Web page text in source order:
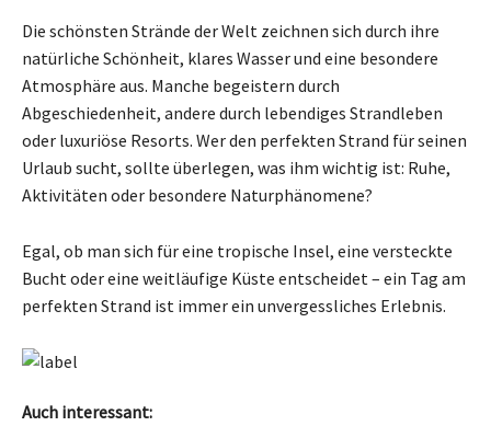
Die schönsten Strände der Welt zeichnen sich durch ihre
natürliche Schönheit, klares Wasser und eine besondere
Atmosphäre aus. Manche begeistern durch
Abgeschiedenheit, andere durch lebendiges Strandleben
oder luxuriöse Resorts. Wer den perfekten Strand für seinen
Urlaub sucht, sollte überlegen, was ihm wichtig ist: Ruhe,
Aktivitäten oder besondere Naturphänomene?
Egal, ob man sich für eine tropische Insel, eine versteckte
Bucht oder eine weitläufige Küste entscheidet – ein Tag am
perfekten Strand ist immer ein unvergessliches Erlebnis.
Auch interessant: